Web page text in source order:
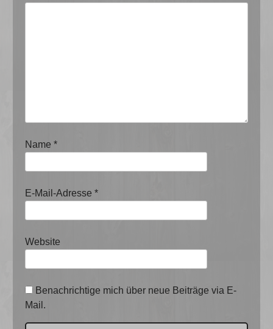
Name*
E-Mail-Adresse*
Website
Benachrichtige mich über neue Beiträge via E-
Mail.